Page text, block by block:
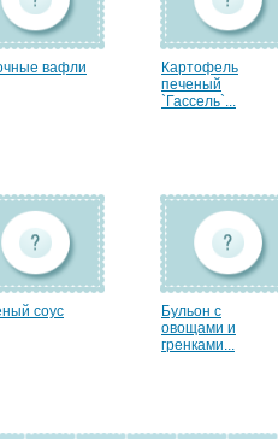
вафли
Картофель
печеный
`Гассель`...
соус
Бульон с
овощами и
гренками...